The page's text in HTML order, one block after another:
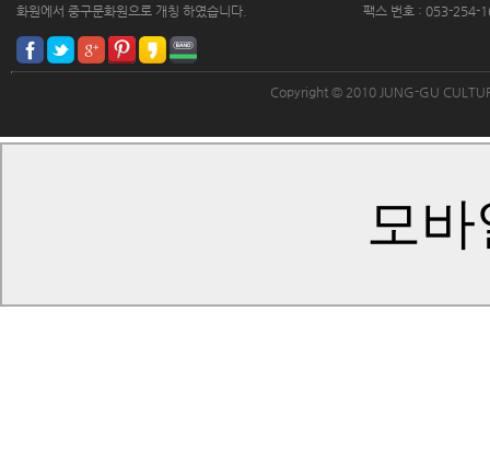
화원에서 중구문화원으로 개칭 하였습니다.
팩스 번호 : 053-254-
Copyright © 2010 JUNG-GU